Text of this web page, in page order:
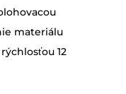
materiálu
12